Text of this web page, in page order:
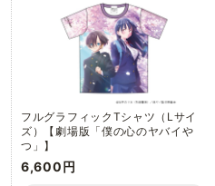
フルグラフィックTシャツ（Lサイ
ズ）【劇場版「僕の心のヤバイや
つ」】
6,600円